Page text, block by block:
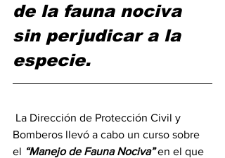
de la fauna nociva
sin perjudicar a la
especie.
Bomberos llevó a cabo un curso sobre
el “Manejo de Fauna Nociva” en el que